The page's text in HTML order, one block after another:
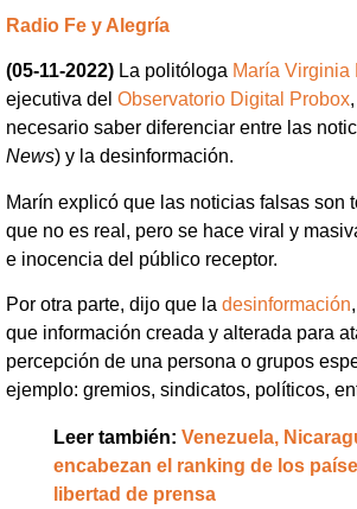
Radio Fe y Alegría
(05-11-2022) La politóloga María Virginia
ejecutiva del Observatorio Digital Probox
necesario saber diferenciar entre las
News) y la desinformación.
Marín explicó que las noticias falsas son
que no es real, pero se hace viral y
e inocencia del público receptor.
Por otra parte, dijo que la desinformación
que información creada y alterada para
percepción de una persona o grupos
ejemplo: gremios, sindicatos, políticos,
Leer también: Venezuela,
encabezan el ranking de los
libertad de prensa